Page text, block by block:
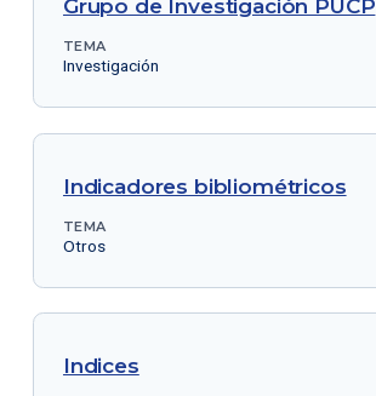
Grupo de Investigación PUCP
TEMA
Investigación
Indicadores bibliométricos
TEMA
Otros
Indices